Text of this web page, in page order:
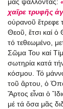
χαῖρε τρυφῆς
οὐρανοῦ ἔτρεφε
Θεοῦ, ἔτσι καί
τό τεθεωμένο,
Σῶμα Του καί
σωτηρία κατά
κόσμου. Τό
τοῦ ἄρτου, ὁ
Ἄρτος εἶναι ὁ
μέ τά ὅσα μᾶς